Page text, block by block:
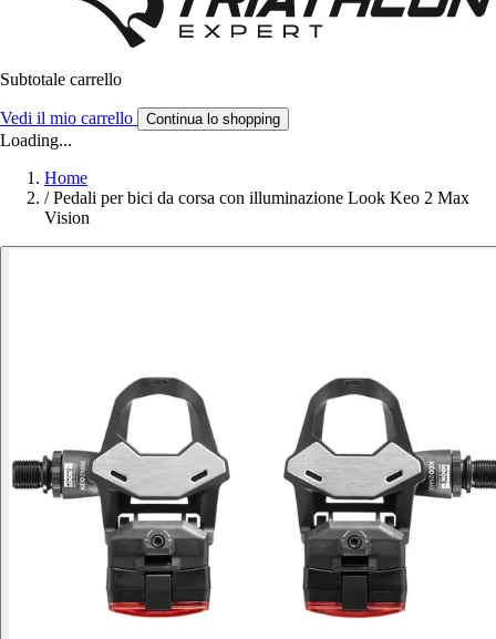
Subtotale carrello
Vedi il mio carrello Continua lo shopping
Loading...
Home
/ Pedali per bici da corsa con illuminazione Look Keo 2 Max
Vision